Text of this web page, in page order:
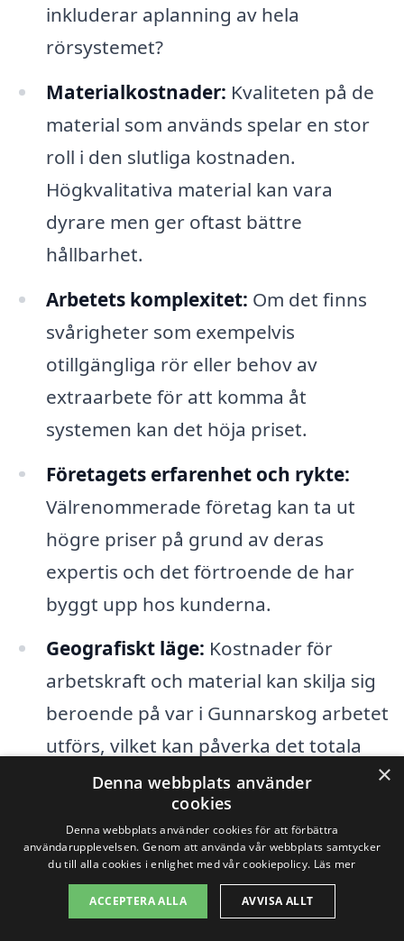
inkluderar aplanning av hela
rörsystemet?
Materialkostnader: Kvaliteten på de
material som används spelar en stor
roll i den slutliga kostnaden.
Högkvalitativa material kan vara
dyrare men ger oftast bättre
hållbarhet.
Arbetets komplexitet: Om det finns
svårigheter som exempelvis
otillgängliga rör eller behov av
extraarbete för att komma åt
systemen kan det höja priset.
Företagets erfarenhet och rykte:
Välrenommerade företag kan ta ut
högre priser på grund av deras
expertis och det förtroende de har
byggt upp hos kunderna.
Geografiskt läge: Kostnader för
arbetskraft och material kan skilja sig
beroende på var i Gunnarskog arbetet
utförs, vilket kan påverka det totala
priset.
För att få en mer exakt uppskattning av
kostnaden för stambyte i Gunnarskog kan
det vara en bra idé att jämföra offerter
×
Denna webbplats använder
cookies
Denna webbplats använder cookies för att förbättra
användarupplevelsen. Genom att använda vår webbplats samtycker
du till alla cookies i enlighet med vår cookiepolicy. Läs mer
ACCEPTERA ALLA AVVISA ALLT